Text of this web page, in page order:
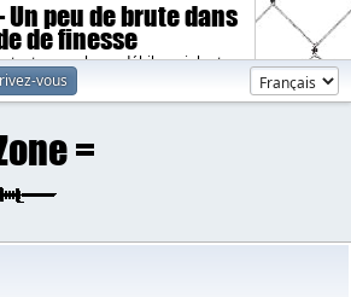
Un peu de brute dans
de finesse
textes sombres, débiles, violents.
vous